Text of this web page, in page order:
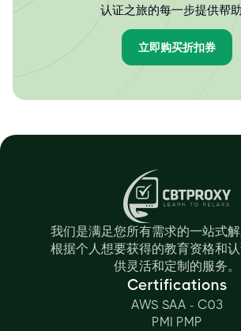
认证之旅的每一步提供帮助
立即购买折扣券
我们是满足您所有需求的一站式
根据个人想要获得的教育资格和
供灵活和定制的服务。
Certifications
AWS SAA - C03
PMI PMP